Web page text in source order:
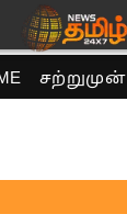
சற்றுமுன்